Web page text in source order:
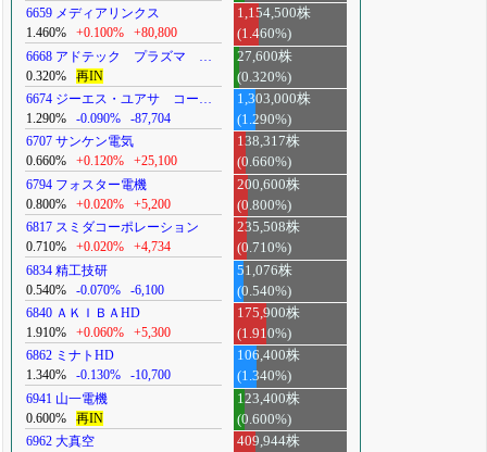
6659 メディアリンクス
1.460%
+0.100% +80,800
1,154,500株
(1.460%)
6668 アドテック プラズマ …
0.320%
再IN
27,600株
(0.320%)
6674 ジーエス・ユアサ コー…
1.290%
-0.090% -87,704
1,303,000株
(1.290%)
6707 サンケン電気
0.660%
+0.120% +25,100
138,317株
(0.660%)
6794 フォスター電機
0.800%
+0.020% +5,200
200,600株
(0.800%)
6817 スミダコーポレーション
0.710%
+0.020% +4,734
235,508株
(0.710%)
6834 精工技研
0.540%
-0.070% -6,100
51,076株
(0.540%)
6840 ＡＫＩＢＡHD
1.910%
+0.060% +5,300
175,900株
(1.910%)
6862 ミナトHD
1.340%
-0.130% -10,700
106,400株
(1.340%)
6941 山一電機
0.600%
再IN
123,400株
(0.600%)
6962 大真空
409,944株